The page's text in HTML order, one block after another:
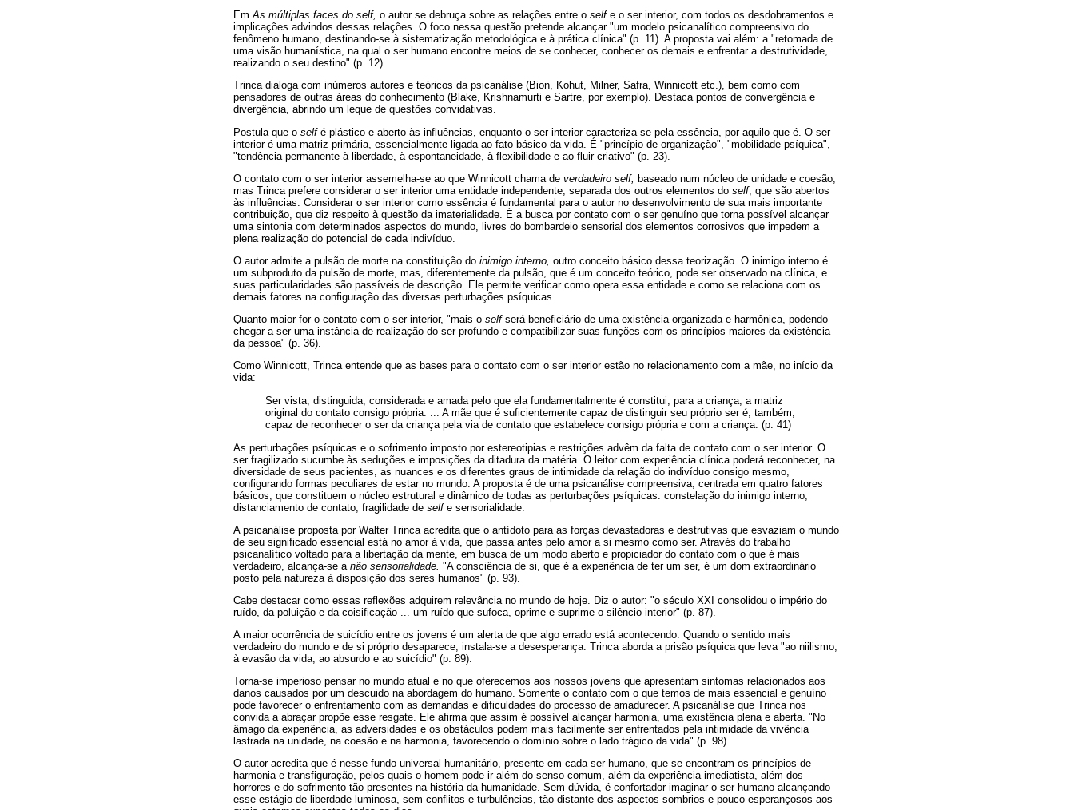
EmAs múltiplas faces do self, o autor se debruça sobre as relações entre o selfe o ser interior, com todos os desdobramentos e
implicações advindos dessas relações. O foco nessa questão pretende alcançar "um modelo psicanalítico compreensivo do
fenômeno humano, destinando-se à sistematização metodológica e à prática clínica" (p. 11). A proposta vai além: a "retomada de
uma visão humanística, na qual o ser humano encontre meios de se conhecer, conhecer os demais e enfrentar a destrutividade,
realizando o seu destino" (p. 12).
Trinca dialoga com inúmeros autores e teóricos da psicanálise (Bion, Kohut, Milner, Safra, Winnicott etc.), bem como com
pensadores de outras áreas do conhecimento (Blake, Krishnamurti e Sartre, por exemplo). Destaca pontos de convergência e
divergência, abrindo um leque de questões convidativas.
Postula que o selfé plástico e aberto às influências, enquanto o ser interior caracteriza-se pela essência, por aquilo que é. O ser
interior é uma matriz primária, essencialmente ligada ao fato básico da vida. É "princípio de organização", "mobilidade psíquica",
"tendência permanente à liberdade, à espontaneidade, à flexibilidade e ao fluir criativo" (p. 23).
O contato com o ser interior assemelha-se ao que Winnicott chama de verdadeiro self, baseado num núcleo de unidade e coesão,
mas Trinca prefere considerar o ser interior uma entidade independente, separada dos outros elementos do self, que são abertos
às influências. Considerar o ser interior como essência é fundamental para o autor no desenvolvimento de sua mais importante
contribuição, que diz respeito à questão da imaterialidade. É a busca por contato com o ser genuíno que torna possível alcançar
uma sintonia com determinados aspectos do mundo, livres do bombardeio sensorial dos elementos corrosivos que impedem a
plena realização do potencial de cada indivíduo.
O autor admite a pulsão de morte na constituição do inimigo interno, outro conceito básico dessa teorização. O inimigo interno é
um subproduto da pulsão de morte, mas, diferentemente da pulsão, que é um conceito teórico, pode ser observado na clínica, e
suas particularidades são passíveis de descrição. Ele permite verificar como opera essa entidade e como se relaciona com os
demais fatores na configuração das diversas perturbações psíquicas.
Quanto maior for o contato com o ser interior, "mais o selfserá beneficiário de uma existência organizada e harmônica, podendo
chegar a ser uma instância de realização do ser profundo e compatibilizar suas funções com os princípios maiores da existência
da pessoa" (p. 36).
Como Winnicott, Trinca entende que as bases para o contato com o ser interior estão no relacionamento com a mãe, no início da
vida:
Ser vista, distinguida, considerada e amada pelo que ela fundamentalmente é constitui, para a criança, a matriz
original do contato consigo própria. ... A mãe que é suficientemente capaz de distinguir seu próprio ser é, também,
capaz de reconhecer o ser da criança pela via de contato que estabelece consigo própria e com a criança. (p. 41)
As perturbações psíquicas e o sofrimento imposto por estereotipias e restrições advêm da falta de contato com o ser interior. O
ser fragilizado sucumbe às seduções e imposições da ditadura da matéria. O leitor com experiência clínica poderá reconhecer, na
diversidade de seus pacientes, as nuances e os diferentes graus de intimidade da relação do indivíduo consigo mesmo,
configurando formas peculiares de estar no mundo. A proposta é de uma psicanálise compreensiva, centrada em quatro fatores
básicos, que constituem o núcleo estrutural e dinâmico de todas as perturbações psíquicas: constelação do inimigo interno,
distanciamento de contato, fragilidade de selfe sensorialidade.
A psicanálise proposta por Walter Trinca acredita que o antídoto para as forças devastadoras e destrutivas que esvaziam o mundo
de seu significado essencial está no amor à vida, que passa antes pelo amor a si mesmo como ser. Através do trabalho
psicanalítico voltado para a libertação da mente, em busca de um modo aberto e propiciador do contato com o que é mais
verdadeiro, alcança-se a não sensorialidade. "A consciência de si, que é a experiência de ter um ser, é um dom extraordinário
posto pela natureza à disposição dos seres humanos" (p. 93).
Cabe destacar como essas reflexões adquirem relevância no mundo de hoje. Diz o autor: "o século XXI consolidou o império do
ruído, da poluição e da coisificação ... um ruído que sufoca, oprime e suprime o silêncio interior" (p. 87).
A maior ocorrência de suicídio entre os jovens é um alerta de que algo errado está acontecendo. Quando o sentido mais
verdadeiro do mundo e de si próprio desaparece, instala-se a desesperança. Trinca aborda a prisão psíquica que leva "ao niilismo,
à evasão da vida, ao absurdo e ao suicídio" (p. 89).
Torna-se imperioso pensar no mundo atual e no que oferecemos aos nossos jovens que apresentam sintomas relacionados aos
danos causados por um descuido na abordagem do humano. Somente o contato com o que temos de mais essencial e genuíno
pode favorecer o enfrentamento com as demandas e dificuldades do processo de amadurecer. A psicanálise que Trinca nos
convida a abraçar propõe esse resgate. Ele afirma que assim é possível alcançar harmonia, uma existência plena e aberta. "No
âmago da experiência, as adversidades e os obstáculos podem mais facilmente ser enfrentados pela intimidade da vivência
lastrada na unidade, na coesão e na harmonia, favorecendo o domínio sobre o lado trágico da vida" (p. 98).
O autor acredita que é nesse fundo universal humanitário, presente em cada ser humano, que se encontram os princípios de
harmonia e transfiguração, pelos quais o homem pode ir além do senso comum, além da experiência imediatista, além dos
horrores e do sofrimento tão presentes na história da humanidade. Sem dúvida, é confortador imaginar o ser humano alcançando
esse estágio de liberdade luminosa, sem conflitos e turbulências, tão distante dos aspectos sombrios e pouco esperançosos aos